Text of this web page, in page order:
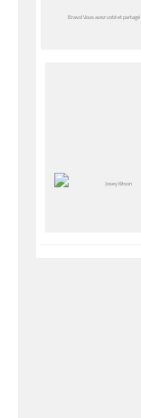
Bravo! Vous avez voté et partagé